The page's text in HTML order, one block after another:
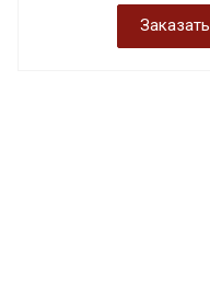
Заказать